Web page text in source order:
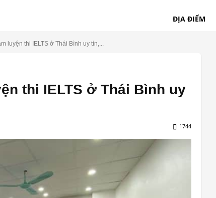
ĐỊA ĐIỂM
luyện thi IELTS ở Thái Bình uy tín,...
thi IELTS ở Thái Bình uy
1744